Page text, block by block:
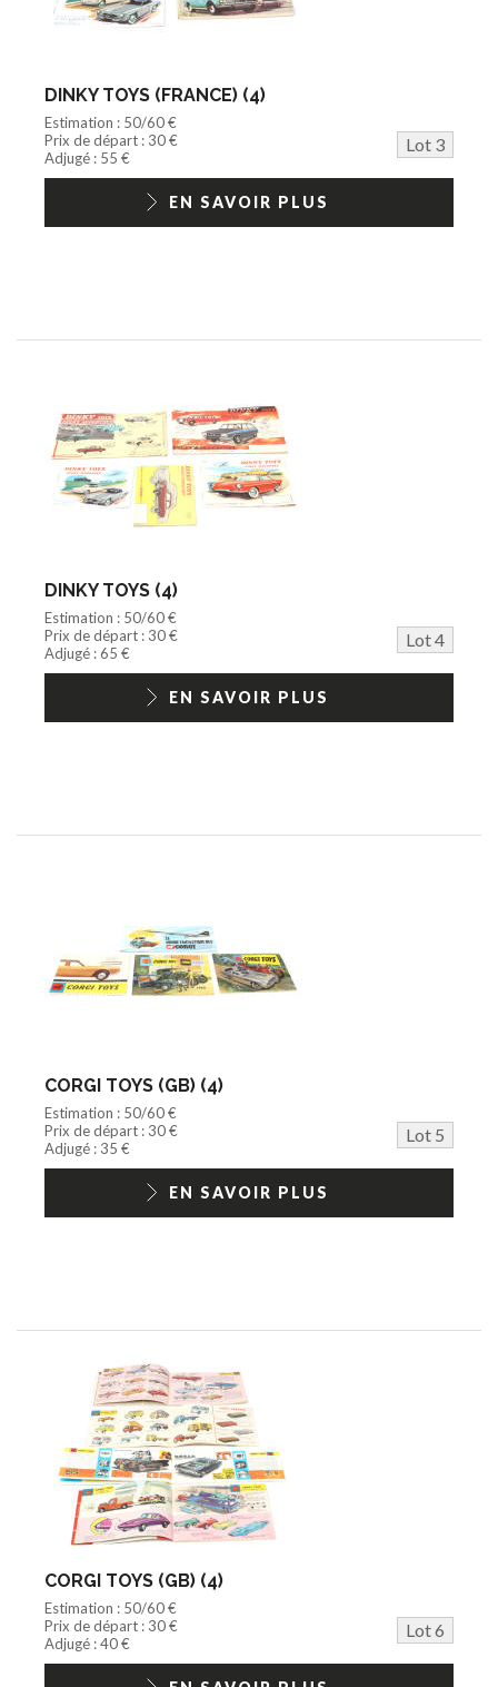
DINKY TOYS (FRANCE) (4)
Estimation : 50/60 €
Prix de départ : 30 €
Lot 3
Adjugé : 55 €
EN SAVOIR PLUS
DINKY TOYS (4)
Estimation : 50/60 €
Prix de départ : 30 €
Lot 4
Adjugé : 65 €
EN SAVOIR PLUS
CORGI TOYS (GB) (4)
Estimation : 50/60 €
Prix de départ : 30 €
Lot 5
Adjugé : 35 €
EN SAVOIR PLUS
CORGI TOYS (GB) (4)
Estimation : 50/60 €
Prix de départ : 30 €
Lot 6
Adjugé : 40 €